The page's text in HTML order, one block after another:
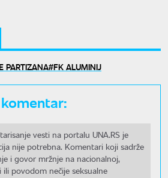
PARTIZANA FK ALUMINIJ
vesti na portalu UNA.RS je
nije potrebna. Komentari koji sadrže
i govor mržnje na nacionalnoj,
povodom nečije seksualne